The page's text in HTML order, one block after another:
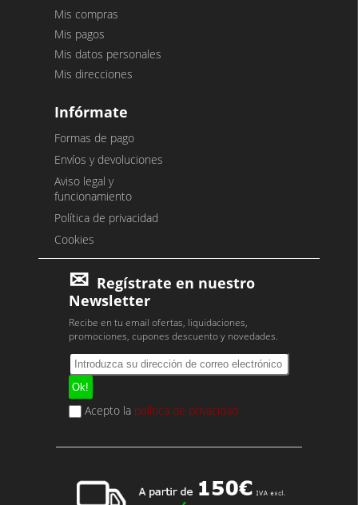
Mis compras
Mis pagos
Mis datos personales
Mis direcciones
Infórmate
Formas de pago
Envíos y devoluciones
Aviso legal y
funcionamiento
Política de privacidad
Cookies
Regístrate en nuestro
Newsletter
Recibe en tu email ofertas, liquidaciones,
promociones, cupones descuento y novedades.
Acepto la política de privacidad